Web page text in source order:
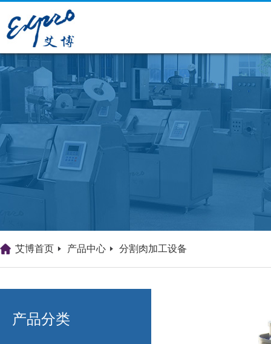
艾博肉类科技（浙江）有限
艾博首页 产品中心 分割肉加工设备
产品分类